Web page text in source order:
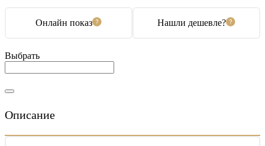
Онлайн показ Нашли дешевле?
Выбрать
Описание